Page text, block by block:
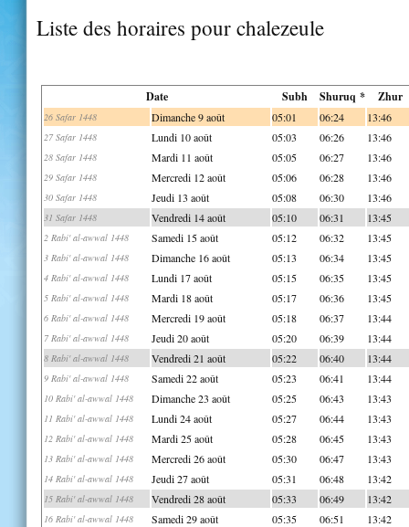
Liste des horaires pour chalezeule
Date Subh Shuruq * Zhur
26 Safar 1448 Dimanche 9 août 05:01 06:24 13:46
27 Safar 1448 Lundi 10 août 05:03 06:26 13:46
28 Safar 1448 Mardi 11 août 05:05 06:27 13:46
29 Safar 1448 Mercredi 12 août 05:06 06:28 13:46
30 Safar 1448 Jeudi 13 août 05:08 06:30 13:46
31 Safar 1448 Vendredi 14 août 05:10 06:31 13:45
2 Rabi' al-awwal 1448 Samedi 15 août 05:12 06:32 13:45
3 Rabi' al-awwal 1448 Dimanche 16 août 05:13 06:34 13:45
4 Rabi' al-awwal 1448 Lundi 17 août 05:15 06:35 13:45
5 Rabi' al-awwal 1448 Mardi 18 août 05:17 06:36 13:45
6 Rabi' al-awwal 1448 Mercredi 19 août 05:18 06:37 13:44
7 Rabi' al-awwal 1448 Jeudi 20 août 05:20 06:39 13:44
8 Rabi' al-awwal 1448 Vendredi 21 août 05:22 06:40 13:44
9 Rabi' al-awwal 1448 Samedi 22 août 05:23 06:41 13:44
10 Rabi' al-awwal 1448 Dimanche 23 août 05:25 06:43 13:43
11 Rabi' al-awwal 1448 Lundi 24 août 05:27 06:44 13:43
12 Rabi' al-awwal 1448 Mardi 25 août 05:28 06:45 13:43
13 Rabi' al-awwal 1448 Mercredi 26 août 05:30 06:47 13:43
14 Rabi' al-awwal 1448 Jeudi 27 août 05:31 06:48 13:42
15 Rabi' al-awwal 1448 Vendredi 28 août 05:33 06:49 13:42
16 Rabi' al-awwal 1448 Samedi 29 août 05:35 06:51 13:42